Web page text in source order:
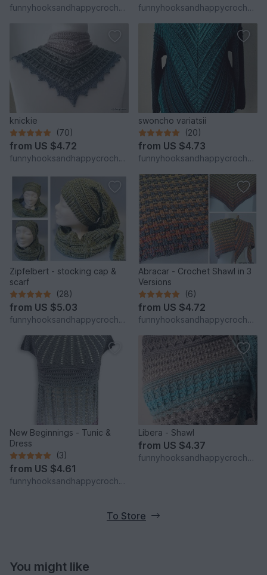
funnyhooksandhappycrochets funnyhooksandhappycrochets
knickie
(70)
from US $4.72
funnyhooksandhappycrochets
swoncho variatsii
(20)
from US $4.73
funnyhooksandhappycrochets
Zipfelbert - stocking cap &
scarf
(28)
from US $5.03
funnyhooksandhappycrochets
Abracar - Crochet Shawl in 3
Versions
(6)
from US $4.72
funnyhooksandhappycrochets
New Beginnings - Tunic &
Dress
(3)
from US $4.61
funnyhooksandhappycrochets
Libera - Shawl
from US $4.37
funnyhooksandhappycrochets
To Store
You might like